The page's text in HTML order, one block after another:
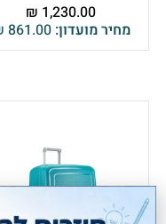
מחיר מועדון:861.00
₪ 1,230.00